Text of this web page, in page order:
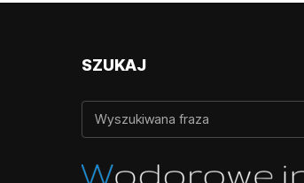
SZUKAJ